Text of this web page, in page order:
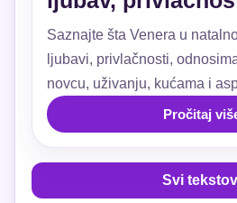
Saznajte šta Venera u
ljubavi, privlačnosti,
novcu, uživanju, kućama i
Pročitaj
Svi